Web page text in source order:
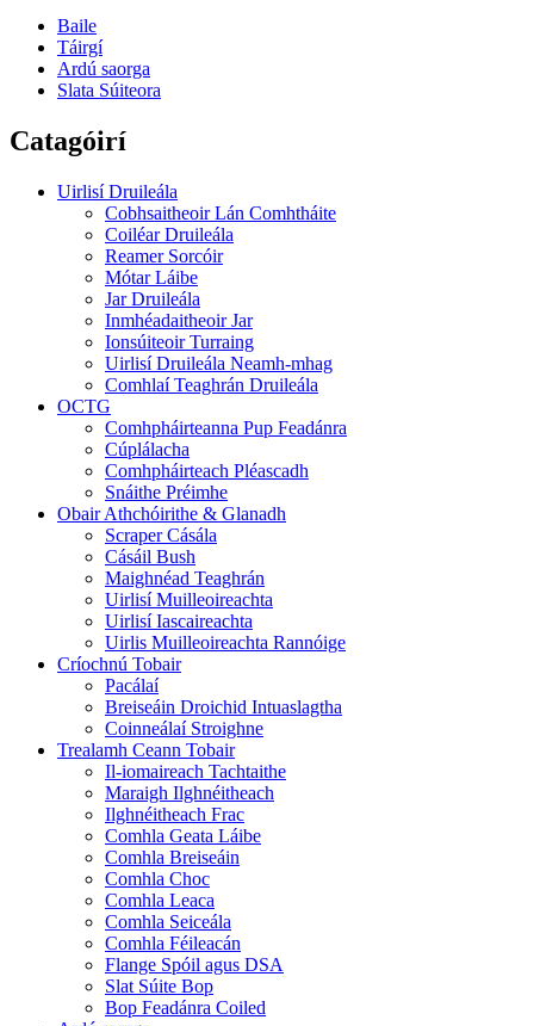
Baile
Táirgí
Ardú saorga
Slata Súiteora
Catagóirí
Uirlisí Druileála
Cobhsaitheoir Lán Comhtháite
Coiléar Druileála
Reamer Sorcóir
Mótar Láibe
Jar Druileála
Inmhéadaitheoir Jar
Ionsúiteoir Turraing
Uirlisí Druileála Neamh-mhag
Comhlaí Teaghrán Druileála
OCTG
Comhpháirteanna Pup Feadánra
Cúplálacha
Comhpháirteach Pléascadh
Snáithe Préimhe
Obair Athchóirithe & Glanadh
Scraper Cásála
Cásáil Bush
Maighnéad Teaghrán
Uirlisí Muilleoireachta
Uirlisí Iascaireachta
Uirlis Muilleoireachta Rannóige
Críochnú Tobair
Pacálaí
Breiseáin Droichid Intuaslagtha
Coinneálaí Stroighne
Trealamh Ceann Tobair
Il-iomaireach Tachtaithe
Maraigh Ilghnéitheach
Ilghnéitheach Frac
Comhla Geata Láibe
Comhla Breiseáin
Comhla Choc
Comhla Leaca
Comhla Seiceála
Comhla Féileacán
Flange Spóil agus DSA
Slat Súite Bop
Bop Feadánra Coiled